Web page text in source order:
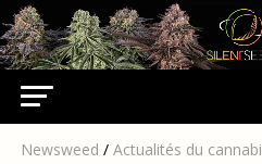
Newsweed / Actualités du